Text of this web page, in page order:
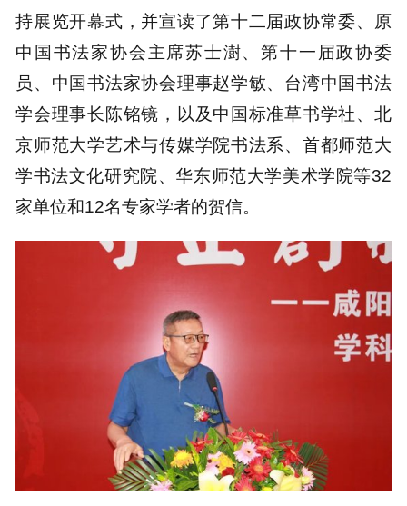
持展览开幕式，并宣读了第十二届政协常委、原
中国书法家协会主席苏士澍、第十一届政协委
员、中国书法家协会理事赵学敏、台湾中国书法
学会理事长陈铭镜，以及中国标准草书学社、北
京师范大学艺术与传媒学院书法系、首都师范大
学书法文化研究院、华东师范大学美术学院等32
家单位和12名专家学者的贺信。